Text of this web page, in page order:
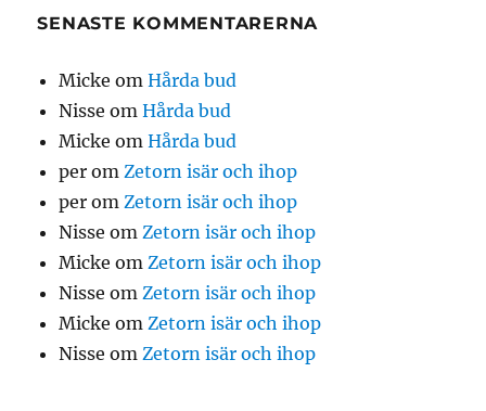
SENASTE KOMMENTARERNA
Micke omHårda bud
Nisse omHårda bud
Micke omHårda bud
per omZetorn isär och ihop
per omZetorn isär och ihop
Nisse omZetorn isär och ihop
Micke omZetorn isär och ihop
Nisse omZetorn isär och ihop
Micke omZetorn isär och ihop
Nisse omZetorn isär och ihop